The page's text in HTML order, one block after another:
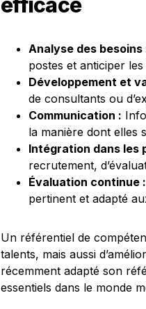
Analyse des besoins
postes et anticiper
Développement et
de consultants ou
Communication :
la manière dont elles
Intégration dans les
recrutement,
Évaluation continue :
pertinent et adapté
Un référentiel de
talents, mais aussi
récemment adapté son
essentiels dans le monde